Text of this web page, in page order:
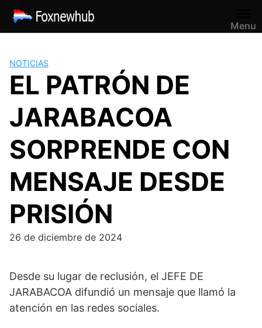
Saltar
contenido
Menu
NOTICIAS
EL PATRÓN DE
JARABACOA
SORPRENDE CON
MENSAJE DESDE
PRISIÓN
26 de diciembre de 2024
Desde su lugar de reclusión, el JEFE DE
JARABACOA difundió un mensaje que llamó la
atención en las redes sociales.